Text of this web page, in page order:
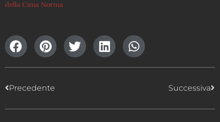
della Cima Norma
Precedente Successiva